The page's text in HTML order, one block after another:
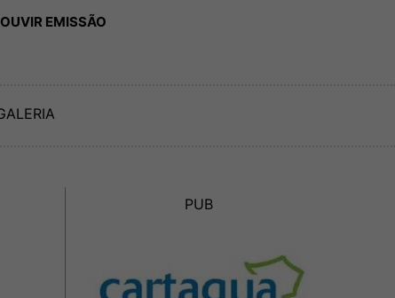
EMISSÃO
PUB